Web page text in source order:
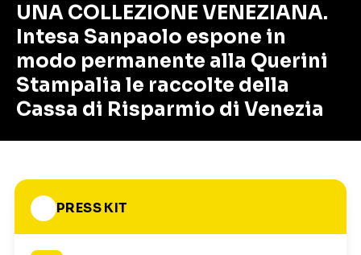
UNA COLLEZIONE VENEZIANA.
Intesa Sanpaolo espone in
modo permanente alla Querini
Stampalia le raccolte della
Cassa di Risparmio di Venezia
PRESS KIT